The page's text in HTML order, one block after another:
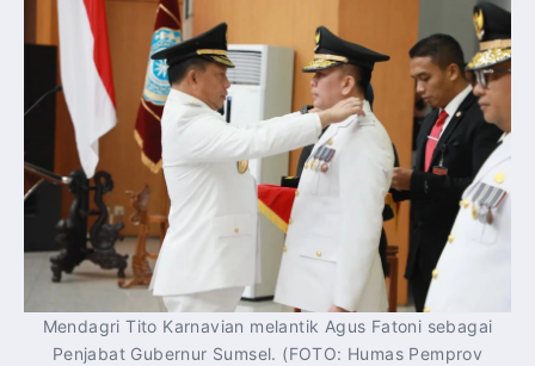
Mendagri Tito Karnavian melantik Agus Fatoni sebagai
Penjabat Gubernur Sumsel. (FOTO: Humas Pemprov